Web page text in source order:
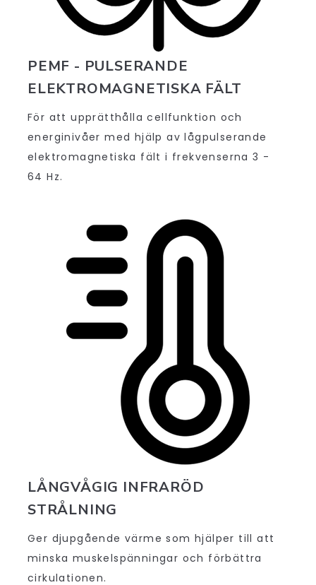
PEMF - PULSERANDE
ELEKTROMAGNETISKA FÄLT
För att upprätthålla cellfunktion och
energinivåer med hjälp av lågpulserande
elektromagnetiska fält i frekvenserna 3 -
64 Hz.
LÅNGVÅGIG INFRARÖD
STRÅLNING
Ger djupgående värme som hjälper till att
minska muskelspänningar och förbättra
cirkulationen.